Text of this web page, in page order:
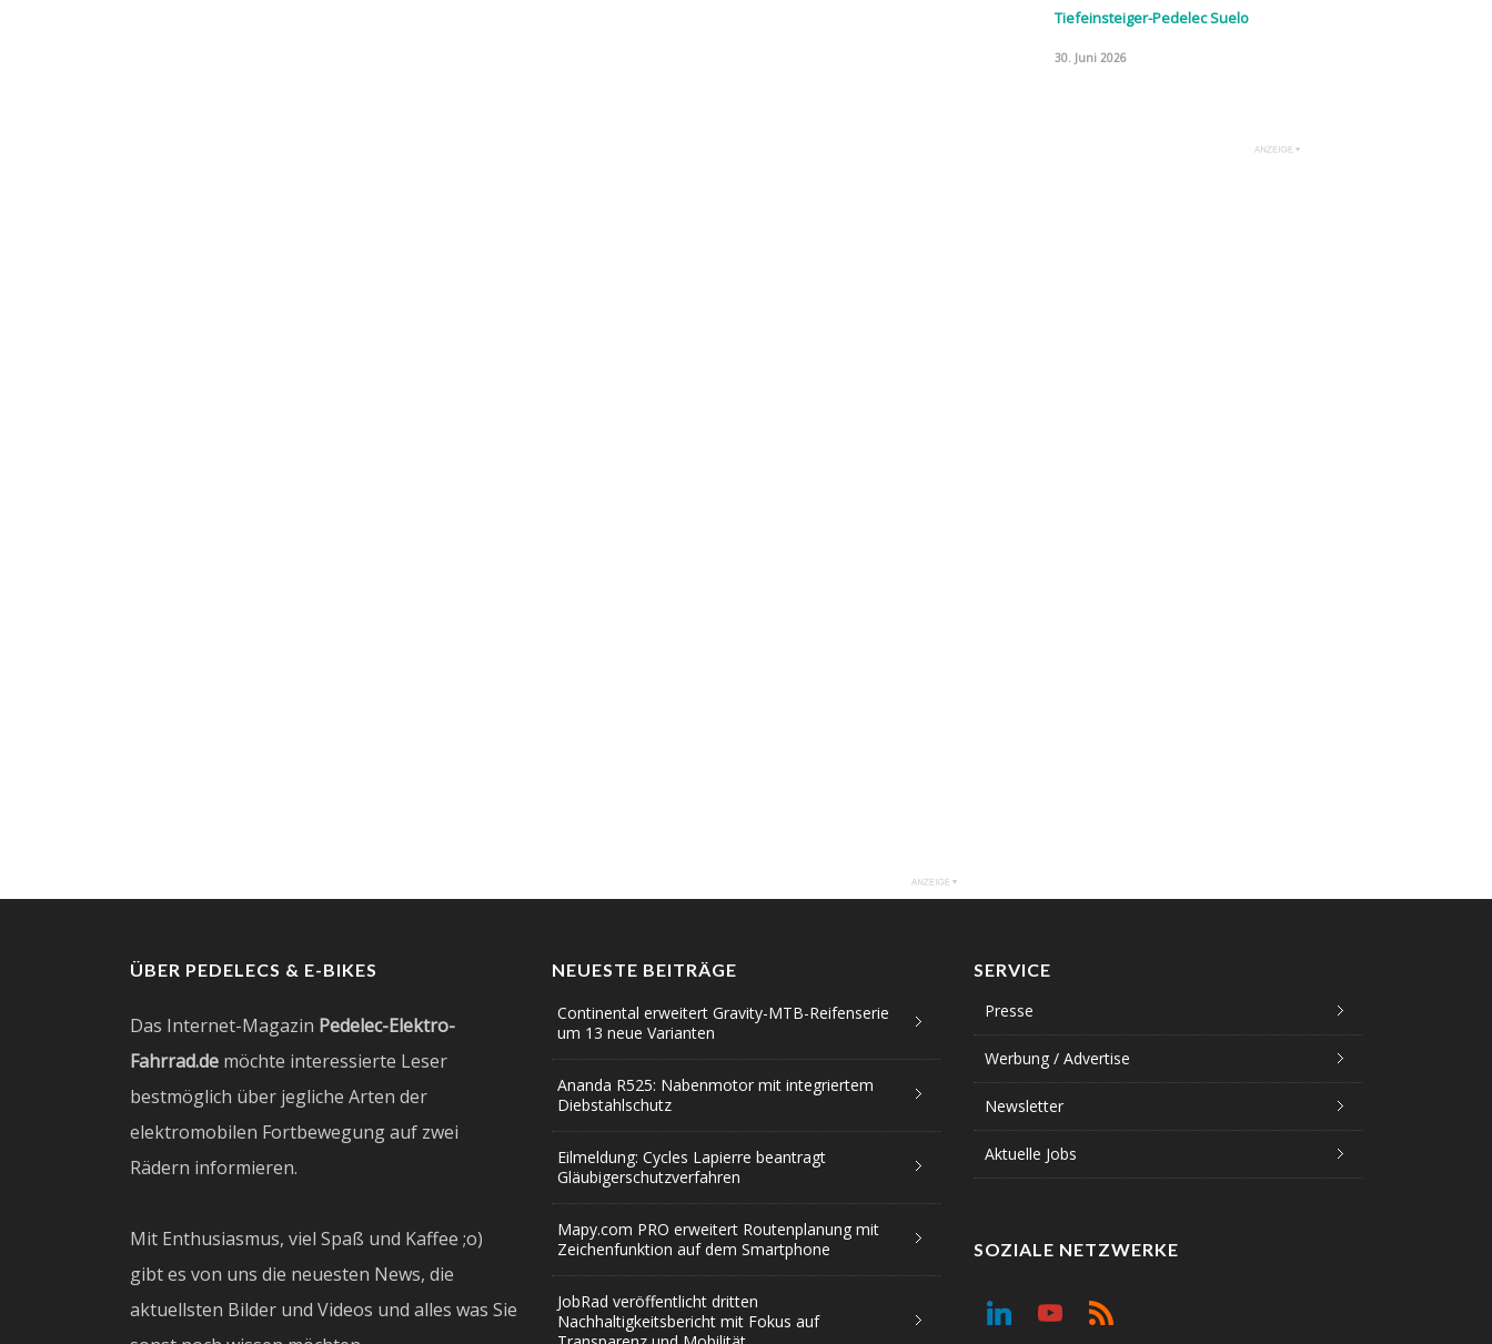
Tiefeinsteiger-Pedelec Suelo
30. Juni 2026
ÜBER PEDELECS & E-BIKES
Das Internet-Magazin Pedelec-Elektro-
Fahrrad.de möchte interessierte Leser
bestmöglich über jegliche Arten der
elektromobilen Fortbewegung auf zwei
Rädern informieren.
Mit Enthusiasmus, viel Spaß und Kaffee ;o)
gibt es von uns die neuesten News, die
aktuellsten Bilder und Videos und alles was Sie
NEUESTE BEITRÄGE
Continental erweitert Gravity-MTB-Reifenserie
um 13 neue Varianten
Ananda R525: Nabenmotor mit integriertem
Diebstahlschutz
Eilmeldung: Cycles Lapierre beantragt
Gläubigerschutzverfahren
Mapy.com PRO erweitert Routenplanung mit
Zeichenfunktion auf dem Smartphone
JobRad veröffentlicht dritten
Nachhaltigkeitsbericht mit Fokus auf
SERVICE
Presse
Werbung / Advertise
Newsletter
Aktuelle Jobs
SOZIALE NETZWERKE